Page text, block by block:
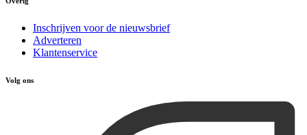
Inschrijven voor de nieuwsbrief
Adverteren
Klantenservice
Volg ons